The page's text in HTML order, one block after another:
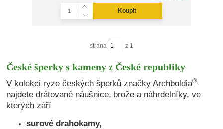
Koupit
strana z 1
České šperky s kameny z České republiky
V kolekci ryze českých šperků značky Archboldia®
najdete drátované náušnice, brože a náhrdelníky, ve
kterých září
surové drahokamy,